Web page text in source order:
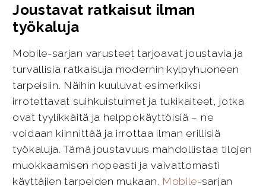
Joustavat ratkaisut ilman
työkaluja
Mobile-sarjan varusteet tarjoavat joustavia ja
turvallisia ratkaisuja modernin kylpyhuoneen
tarpeisiin. Näihin kuuluvat esimerkiksi
irrotettavat suihkuistuimet ja tukikaiteet, jotka
ovat tyylikkäitä ja helppokäyttöisiä – ne
voidaan kiinnittää ja irrottaa ilman erillisiä
työkaluja. Tämä joustavuus mahdollistaa tilojen
muokkaamisen nopeasti ja vaivattomasti
käyttäjien tarpeiden mukaan. Mobile-sarjan